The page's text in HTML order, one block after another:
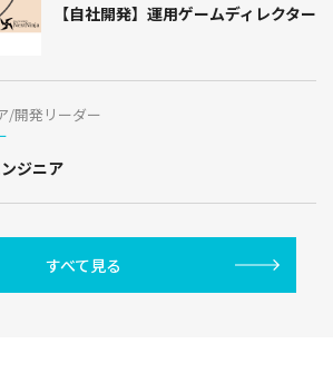
【自社開発】運用ゲームディレクター
/開発リーダー
ジニア
すべて見る